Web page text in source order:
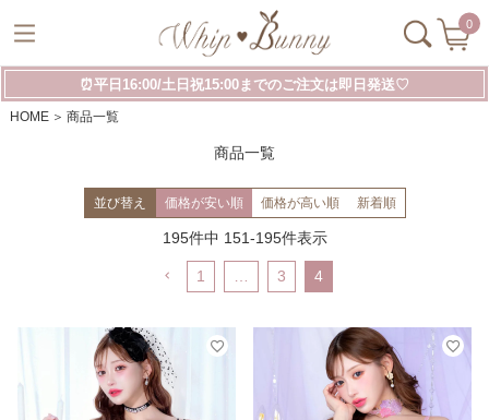
0
⏰平日16:00/土日祝15:00までのご注文は即日発送♡
HOME 商品一覧
商品一覧
並び替え 価格が安い順 価格が高い順 新着順
195件中 151-195件表示
1 3 4